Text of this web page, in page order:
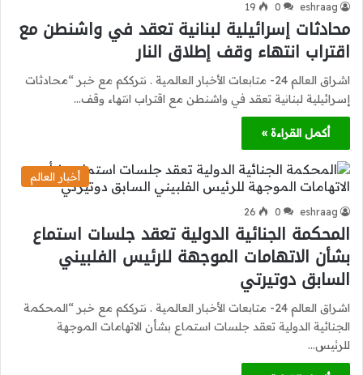
eshraag
0
19
محادثات إسرائيلية لبنانية تعقد في واشنطن مع
اقتراب انتهاء وقف إطلاق النار
اشراق العالم 24- متابعات الأخبار العالمية . نترككم مع خبر “محادثات
إسرائيلية لبنانية تعقد في واشنطن مع اقتراب انتهاء وقف…
أكمل القراءة »
أخبار العالم
eshraag
0
26
المحكمة الجنائية الدولية تعقد جلسات استماع
بشأن الاتهامات الموجهة للرئيس الفلبيني
السابق دوتيرتي
اشراق العالم 24- متابعات الأخبار العالمية . نترككم مع خبر “المحكمة
الجنائية الدولية تعقد جلسات استماع بشأن الاتهامات الموجهة
للرئيس…